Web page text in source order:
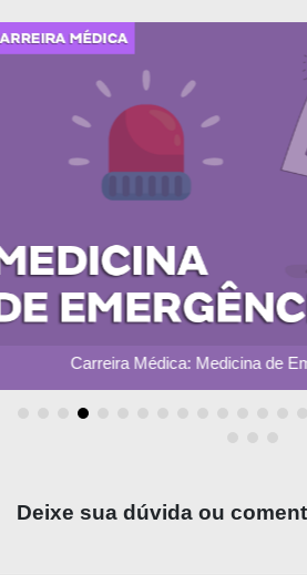
Medicina do Exercício e
Deixe sua dúvida ou